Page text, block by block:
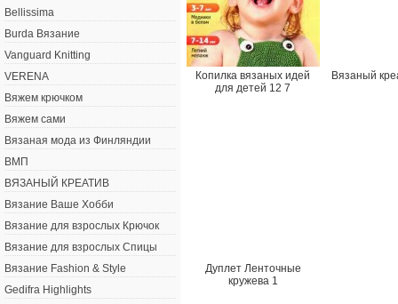
Копилка вязаных идей
для детей 12 7
Вязаный
Дуплет Ленточные
кружева 1
Bellissima
Burda Вязание
Vanguard Knitting
VERENA
Вяжем крючком
Вяжем сами
Вязаная мода из Финляндии
ВМП
ВЯЗАНЫЙ КРЕАТИВ
Вязание Ваше Хобби
Вязание для взрослых Крючок
Вязание для взрослых Спицы
Вязание Fashion & Style
Gedifra Highlights